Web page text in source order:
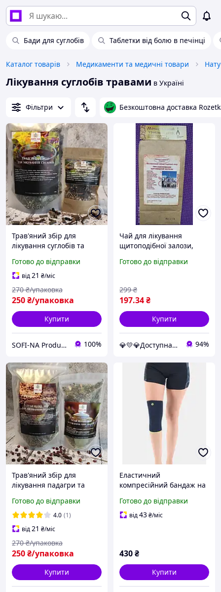
Бади для суглобів Таблетки від болю в печінці
Каталог товарів Медикаменти та медичні товари
Лікування суглобів травами в Україні
Фільтри Безкоштовна доставка
Трав'яний збір для
лікування суглобів та
суглобів
Готово до відправки
від21 ₴/міс
250₴/упаковка
270 ₴/упаковка
Купити
SOFI-NA Production 100%
Чай для лікування
щитоподібної залози,
трав для щитоподібного
Готово до відправки
197.34₴
299 ₴
Купити
💎💛💎Доступна-Аптека 💎💛💎 94%
Трав'яний збір для
лікування падагри та
Готово до відправки
4.0 (1)
від21 ₴/міс
250₴/упаковка
270 ₴/упаковка
Купити
Еластичний
компресійний бандаж на
для стабілізації суглоба
профілактики і лікування
Готово до відправки
від43₴/міс
430₴
Купити